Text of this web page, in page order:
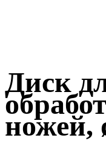
Диск
ножей,